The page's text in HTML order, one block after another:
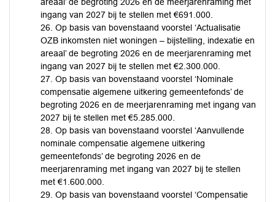
ingang van 2027 bij te stellen met €691.000.
26. Op basis van bovenstaand voorstel ‘Actualisatie
OZB inkomsten niet woningen – bijstelling, indexatie en
areaal’ de begroting 2026 en de meerjarenraming met
ingang van 2027 bij te stellen met €2.300.000.
27. Op basis van bovenstaand voorstel ‘Nominale
compensatie algemene uitkering gemeentefonds’ de
begroting 2026 en de meerjarenraming met ingang van
2027 bij te stellen met €5.285.000.
28. Op basis van bovenstaand voorstel ‘Aanvullende
nominale compensatie algemene uitkering
gemeentefonds’ de begroting 2026 en de
meerjarenraming met ingang van 2027 bij te stellen
met €1.600.000.
29. Op basis van bovenstaand voorstel ‘Compensatie